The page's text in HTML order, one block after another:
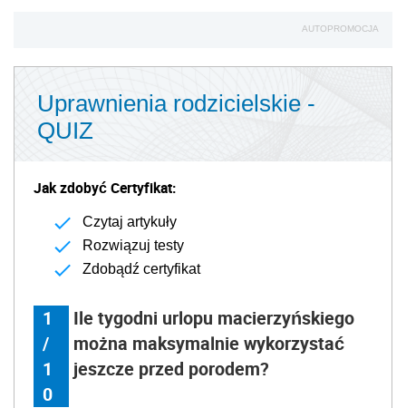
AUTOPROMOCJA
Uprawnienia rodzicielskie -
QUIZ
Jak zdobyć Certyfikat:
Czytaj artykuły
Rozwiązuj testy
Zdobądź certyfikat
1
/
1
0
Ile tygodni urlopu macierzyńskiego
można maksymalnie wykorzystać
jeszcze przed porodem?